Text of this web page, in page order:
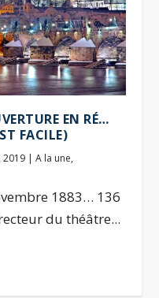
EN RÉ…
FACILE)
2019 |A la une,
1883… 136
du théâtre...